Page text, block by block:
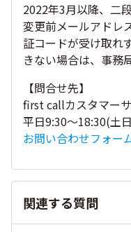
2022年3月以降、二
変更前メールアドレ
証コードが受け取れ
きない場合は、事務
【問合せ先】
first callカスタマー
平日9:30～18:30(土
お問い合わせフォー
関連する質問